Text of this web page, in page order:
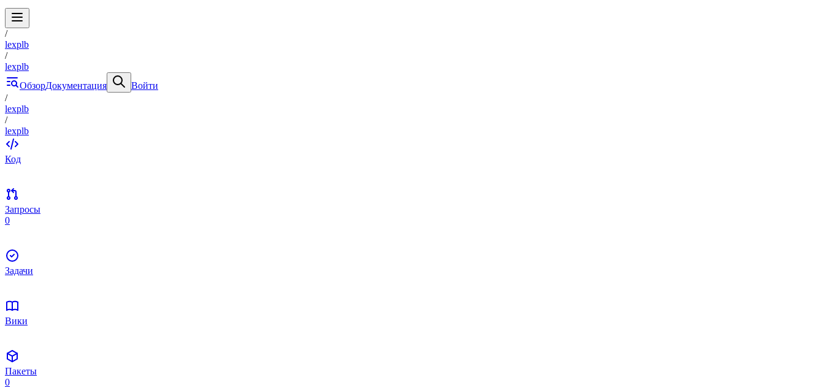
/
lexplb
/
lexplb
ОбзорДокументация
Войти
/
lexplb
/
lexplb
Код
Запросы
0
Задачи
Вики
Пакеты
0